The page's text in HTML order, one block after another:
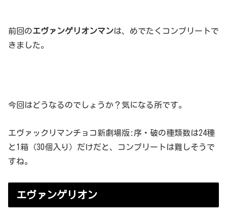
前回のエヴァンゲリオンマンは、めでたくコンプリートで
きました。
今回はどうなるのでしょうか？気になる所です。
エヴァックリマンチョコ新劇場版:序・破の種類数は24種
と1箱（30個入り）だけだと、コンプリートは難しそうで
すね。
エヴァンゲリオン